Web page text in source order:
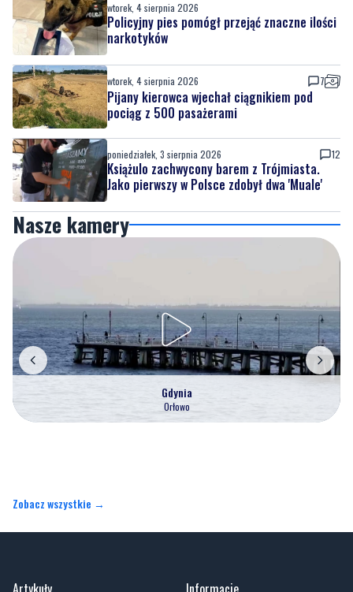
wtorek, 4 sierpnia 2026
Policyjny pies pomógł przejąć znaczne ilości
narkotyków
wtorek, 4 sierpnia 2026 7
Pijany kierowca wjechał ciągnikiem pod
pociąg z 500 pasażerami
poniedziałek, 3 sierpnia 2026 12
Książulo zachwycony barem z Trójmiasta.
Jako pierwszy w Polsce zdobył dwa 'Muale'
Nasze kamery
Gdynia
Orłowo
Zobacz wszystkie →